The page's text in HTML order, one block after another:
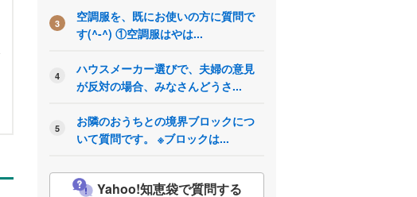
3
空調服を、既にお使いの方に質問で
す(^-^) ①空調服はやは...
4
ハウスメーカー選びで、夫婦の意見
が反対の場合、みなさんどうさ...
5
お隣のおうちとの境界ブロックにつ
いて質問です。 ※ブロックは...
Yahoo!知恵袋で質問する